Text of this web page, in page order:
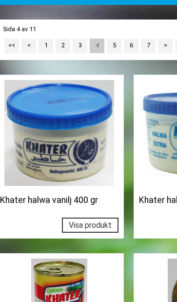
Sida 4 av 11
<< < 1 2 3 4 5 6 7 >
Khater halwa vanilj 400 gr
Visa produkt
Khater